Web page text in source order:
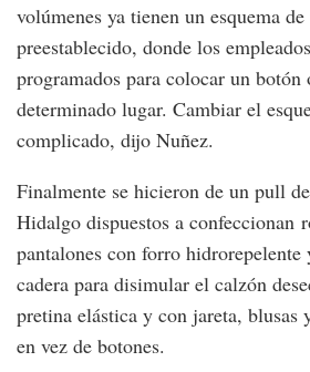
volúmenes ya tienen un esquema
preestablecido, donde los
programados para colocar un botón
determinado lugar. Cambiar el
complicado, dijo Nuñez.
Finalmente se hicieron de un pull
Hidalgo dispuestos a confeccionan
pantalones con forro hidrorepelente
cadera para disimular el calzón
pretina elástica y con jareta, blusas
en vez de botones.